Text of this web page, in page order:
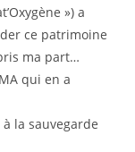
») a
ce patrimoine
ma part…
qui en a
la sauvegarde